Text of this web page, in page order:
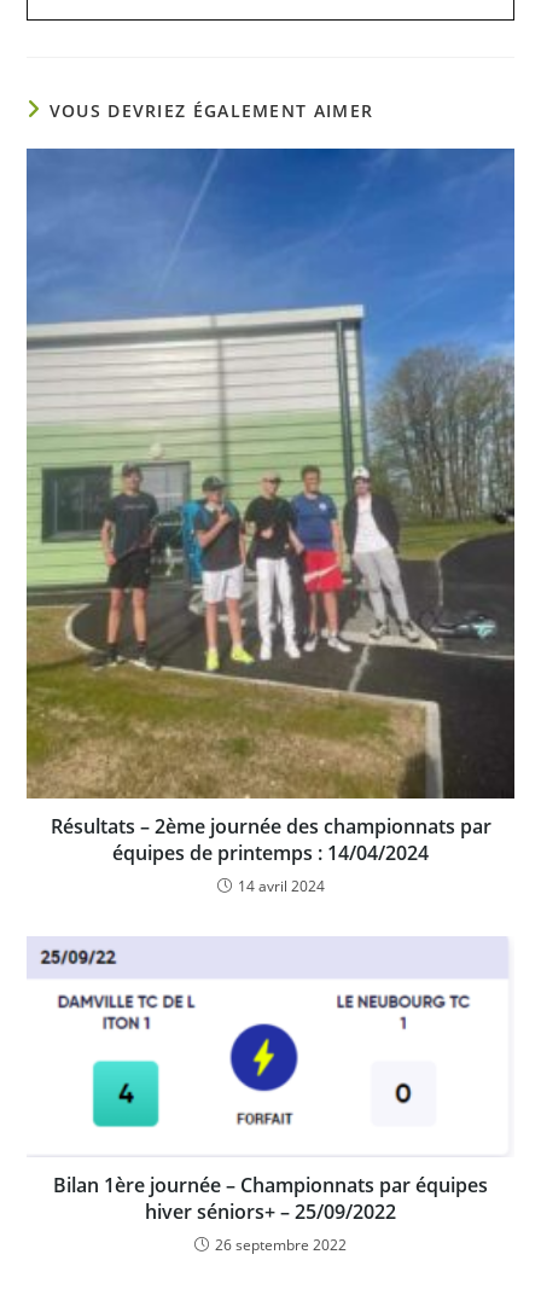
VOUS DEVRIEZ ÉGALEMENT AIMER
Résultats – 2ème journée des championnats par
équipes de printemps : 14/04/2024
14 avril 2024
Bilan 1ère journée – Championnats par équipes
hiver séniors+ – 25/09/2022
26 septembre 2022